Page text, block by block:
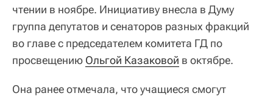
чтении в ноябре. Инициативу внесла в Думу
группа депутатов и сенаторов разных фракций
во главе с председателем комитета ГД по
просвещению Ольгой Казаковой в октябре.
Она ранее отмечала, что учащиеся смогут